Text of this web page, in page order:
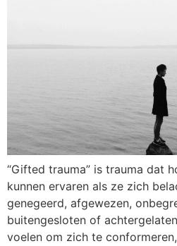
“Gifted trauma” is trauma dat
kunnen ervaren als ze zich
genegeerd, afgewezen,
buitengesloten of
voelen om zich te